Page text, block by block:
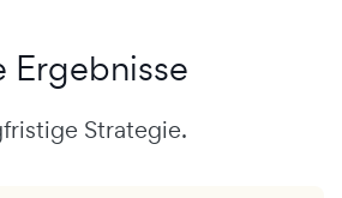
Ergebnisse
Strategie.